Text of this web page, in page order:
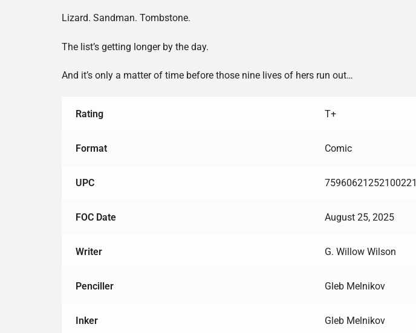
Lizard. Sandman. Tombstone.
The list’s getting longer by the day.
And it’s only a matter of time before those nine lives of hers run out…
Rating T+
Format Comic
UPC 75960621252100221
FOC Date August 25, 2025
Writer G. Willow Wilson
Penciller Gleb Melnikov
Inker Gleb Melnikov